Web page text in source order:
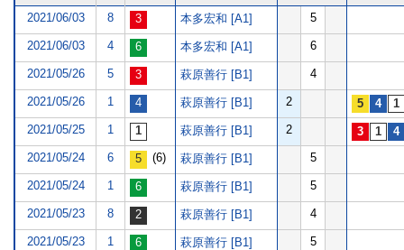
2021/06/03
8 本多宏和 [A1] 5
2021/06/03 4 本多宏和 [A1] 6
2021/05/26 5 萩原善行 [B1] 4
2021/05/26 1 萩原善行 [B1] 2
2021/05/25 1 萩原善行 [B1] 2
2021/05/24 6 (6) 萩原善行 [B1] 5
2021/05/24 1 萩原善行 [B1] 5
2021/05/23 8 萩原善行 [B1] 4
2021/05/23 1 萩原善行 [B1] 5